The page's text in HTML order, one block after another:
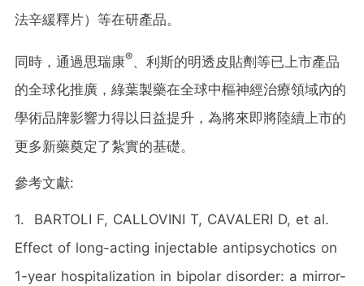
法辛緩釋片）等在研產品。
同時，通過思瑞康®、利斯的明透皮貼劑等已上市產品
的全球化推廣，綠葉製藥在全球中樞神經治療領域內的
學術品牌影響力得以日益提升，為將來即將陸續上市的
更多新藥奠定了紮實的基礎。
參考文獻:
1. BARTOLI F, CALLOVINI T, CAVALERI D, et al.
Effect of long-acting injectable antipsychotics on
1-year hospitalization in bipolar disorder: a mirror-